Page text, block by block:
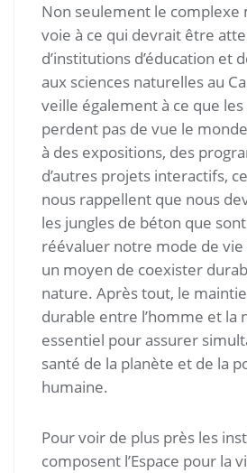
Non seulement le complexe
voie à ce qui devrait être
d’institutions d’éducation et
aux sciences naturelles au
veille également à ce que
perdent pas de vue le
à des expositions, des
d’autres projets interactifs,
nous rappellent que nous
les jungles de béton que
réévaluer notre mode de
un moyen de coexister
nature. Après tout, le
durable entre l’homme et la
essentiel pour assurer
santé de la planète et de la
humaine.
Pour voir de plus près les
composent l’Espace pour la